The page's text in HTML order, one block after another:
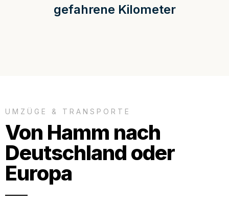
gefahrene Kilometer
UMZÜGE & TRANSPORTE
Von Hamm nach
Deutschland oder
Europa